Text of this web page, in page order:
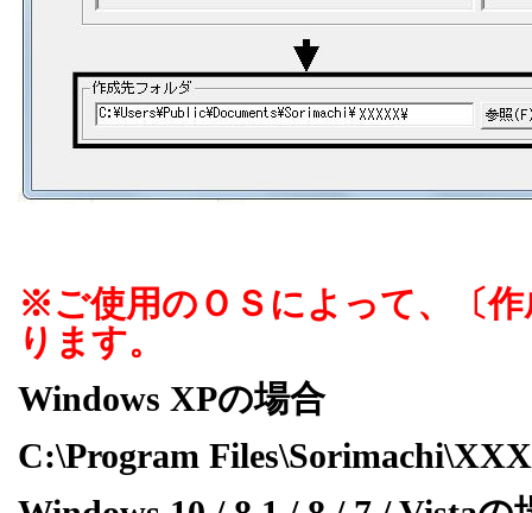
※ご使用のＯＳによって、〔
ります。
Windows XPの場合
C:\Program